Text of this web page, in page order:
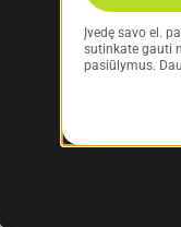
Įvedę savo el.
sutinkate gauti
pasiūlymus.